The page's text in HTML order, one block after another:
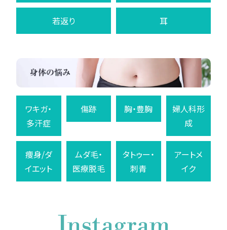
若返り 耳
ワキガ・
多汗症
傷跡 胸・豊胸
婦人科形
成
痩身/ダ
イエット
ムダ毛・
医療脱毛
タトゥー・
刺青
アートメ
イク